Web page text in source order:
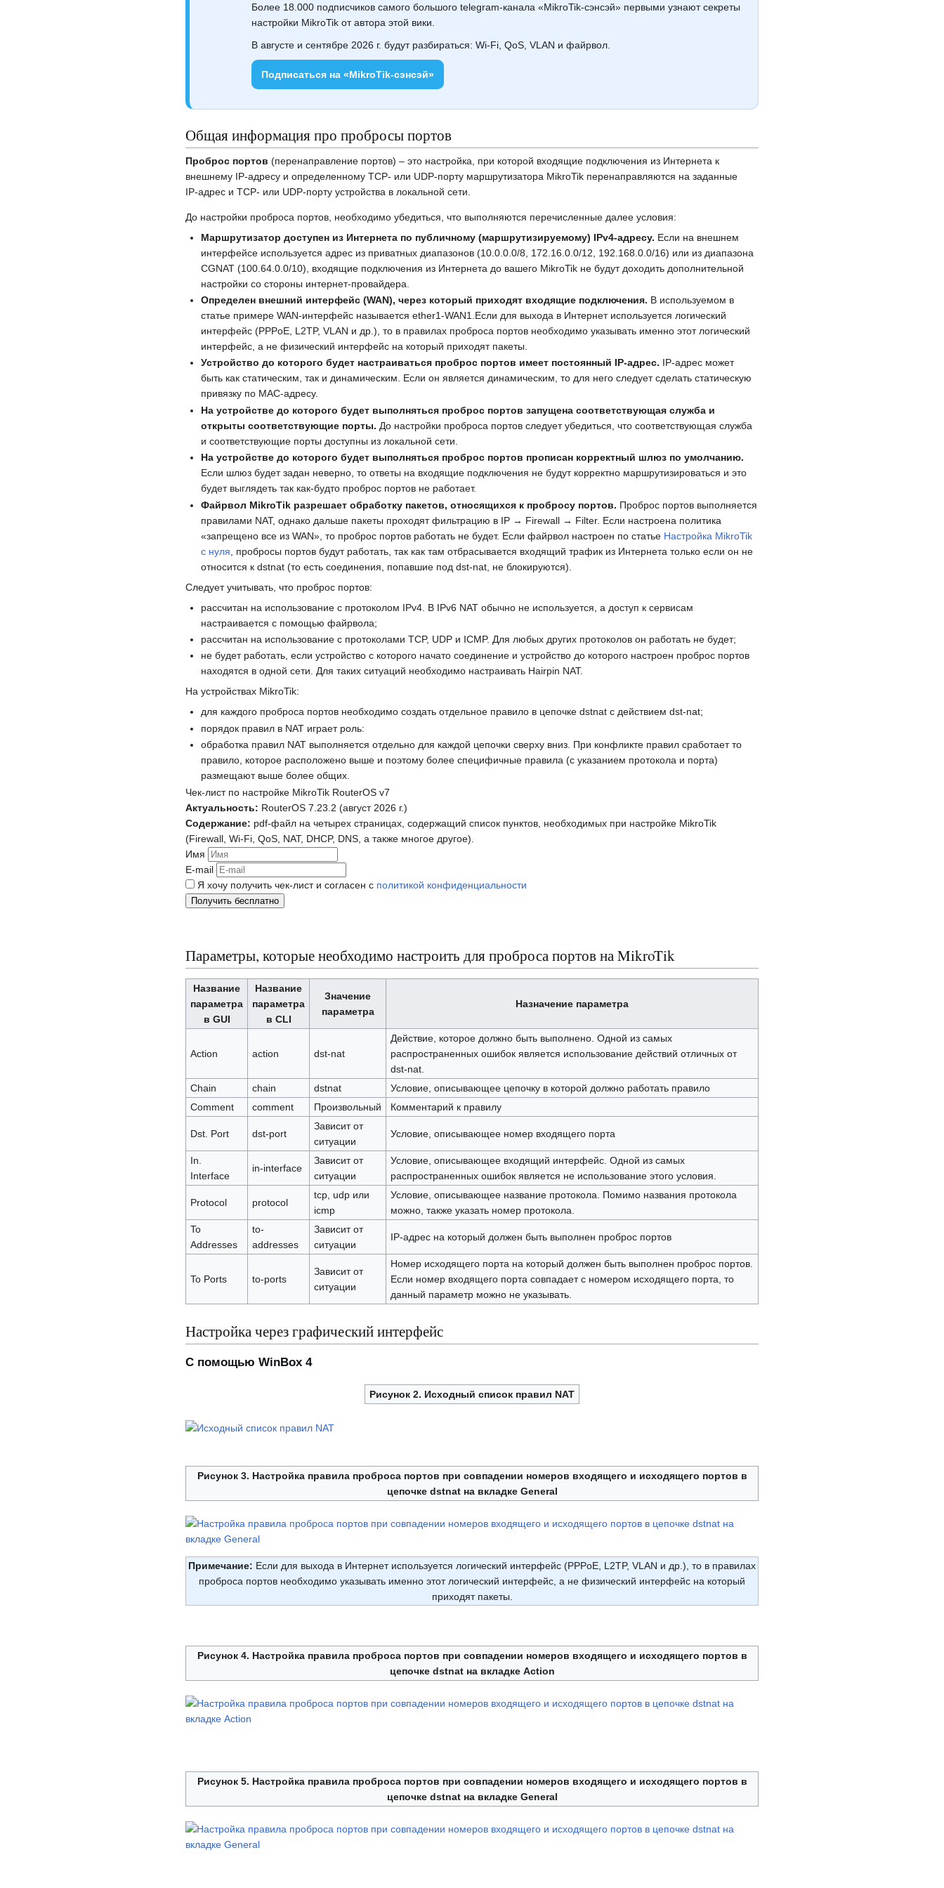
Более 18.000 подписчиков самого большого telegram-канала «MikroTik-сэнсэй» первыми узнают секреты
настройки MikroTik от автора этой вики.
В августе и сентябре 2026 г. будут разбираться: Wi-Fi, QoS, VLAN и файрвол.
Подписаться на «MikroTik‑сэнсэй»
Общая информация про пробросы портов
Проброс портов (перенаправление портов) – это настройка, при которой входящие подключения из Интернета к
внешнему IP‑адресу и определенному TCP- или UDP-порту маршрутизатора MikroTik перенаправляются на заданные
IP‑адрес и TCP- или UDP-порту устройства в локальной сети.
До настройки проброса портов, необходимо убедиться, что выполняются перечисленные далее условия:
Маршрутизатор доступен из Интернета по публичному (маршрутизируемому) IPv4‑адресу. Если на внешнем
интерфейсе используется адрес из приватных диапазонов (10.0.0.0/8, 172.16.0.0/12, 192.168.0.0/16) или из диапазона
CGNAT (100.64.0.0/10), входящие подключения из Интернета до вашего MikroTik не будут доходить дополнительной
настройки со стороны интернет-провайдера.
Определен внешний интерфейс (WAN), через который приходят входящие подключения. В используемом в
статье примере WAN‑интерфейс называется ether1-WAN1.Если для выхода в Интернет используется логический
интерфейс (PPPoE, L2TP, VLAN и др.), то в правилах проброса портов необходимо указывать именно этот логический
интерфейс, а не физический интерфейс на который приходят пакеты.
Устройство до которого будет настраиваться проброс портов имеет постоянный IP‑адрес. IP-адрес может
быть как статическим, так и динамическим. Если он является динамическим, то для него следует сделать статическую
привязку по MAC-адресу.
На устройстве до которого будет выполняться проброс портов запущена соответствующая служба и
открыты соответствующие порты. До настройки проброса портов следует убедиться, что соответствующая служба
и соответствующие порты доступны из локальной сети.
На устройстве до которого будет выполняться проброс портов прописан корректный шлюз по умолчанию.
Если шлюз будет задан неверно, то ответы на входящие подключения не будут корректно маршрутизироваться и это
будет выглядеть так как-будто проброс портов не работает.
Файрвол MikroTik разрешает обработку пакетов, относящихся к пробросу портов. Проброс портов выполняется
правилами NAT, однако дальше пакеты проходят фильтрацию в IP → Firewall → Filter. Если настроена политика
«запрещено все из WAN», то проброс портов работать не будет. Если файрвол настроен по статье Настройка MikroTik
с нуля , пробросы портов будут работать, так как там отбрасывается входящий трафик из Интернета только если он не
относится к dstnat (то есть соединения, попавшие под dst-nat, не блокируются).
Следует учитывать, что проброс портов:
рассчитан на использование с протоколом IPv4. В IPv6 NAT обычно не используется, а доступ к сервисам
настраивается с помощью файрвола;
рассчитан на использование с протоколами TCP, UDP и ICMP. Для любых других протоколов он работать не будет;
не будет работать, если устройство с которого начато соединение и устройство до которого настроен проброс портов
находятся в одной сети. Для таких ситуаций необходимо настраивать Hairpin NAT.
На устройствах MikroTik:
для каждого проброса портов необходимо создать отдельное правило в цепочке dstnat с действием dst-nat;
порядок правил в NAT играет роль:
обработка правил NAT выполняется отдельно для каждой цепочки сверху вниз. При конфликте правил сработает то
правило, которое расположено выше и поэтому более специфичные правила (с указанием протокола и порта)
размещают выше более общих.
Чек‑лист по настройке MikroTik RouterOS v7
Актуальность: RouterOS 7.23.2 (август 2026 г.)
Содержание: pdf-файл на четырех страницах, содержащий список пунктов, необходимых при настройке MikroTik
(Firewall, Wi‑Fi, QoS, NAT, DHCP, DNS, а также многое другое).
Имя
E-mail
Я хочу получить чек‑лист и согласен с политикой конфиденциальности
Получить бесплатно
Параметры, которые необходимо настроить для проброса портов на MikroTik
Название
параметра
в GUI
Название
параметра
в CLI
Значение
параметра
Назначение параметра
Action action dst-nat
Действие, которое должно быть выполнено. Одной из самых
распространенных ошибок является использование действий отличных от
dst-nat.
Chain
chain dstnat
Условие, описывающее цепочку в которой должно работать правило
Comment
comment Произвольный Комментарий к правилу
Dst. Port dst-port
Зависит от
ситуации
Условие, описывающее номер входящего порта
In.
Interface
in-interface
Зависит от
ситуации
Условие, описывающее входящий интерфейс. Одной из самых
распространенных ошибок является не использование этого условия.
Protocol protocol
tcp, udp или
icmp
Условие, описывающее название протокола. Помимо названия протокола
можно, также указать номер протокола.
To
Addresses
to-
addresses
Зависит от
ситуации
IP-адрес на который должен быть выполнен проброс портов
To Ports to-ports
Зависит от
ситуации
Номер исходящего порта на который должен быть выполнен проброс портов.
Если номер входящего порта совпадает с номером исходящего порта, то
данный параметр можно не указывать.
Настройка через графический интерфейс
С помощью WinBox 4
Рисунок 2. Исходный список правил NAT
Рисунок 3. Настройка правила проброса портов при совпадении номеров входящего и исходящего портов в
цепочке dstnat на вкладке General
Примечание: Если для выхода в Интернет используется логический интерфейс (PPPoE, L2TP, VLAN и др.), то в правилах
проброса портов необходимо указывать именно этот логический интерфейс, а не физический интерфейс на который
приходят пакеты.
Рисунок 4. Настройка правила проброса портов при совпадении номеров входящего и исходящего портов в
цепочке dstnat на вкладке Action
Рисунок 5. Настройка правила проброса портов при совпадении номеров входящего и исходящего портов в
цепочке dstnat на вкладке General